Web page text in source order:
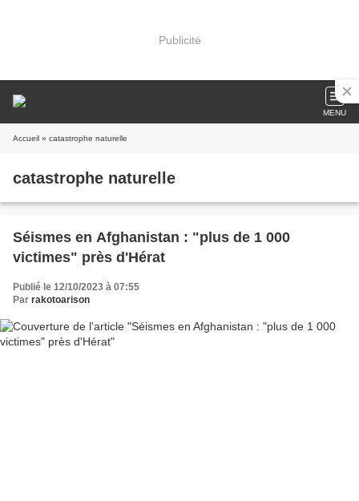
Publicité
MENU
Accueil » catastrophe naturelle
catastrophe naturelle
Séismes en Afghanistan : "plus de 1 000
victimes" près d'Hérat
Publié le 12/10/2023 à 07:55
Par rakotoarison